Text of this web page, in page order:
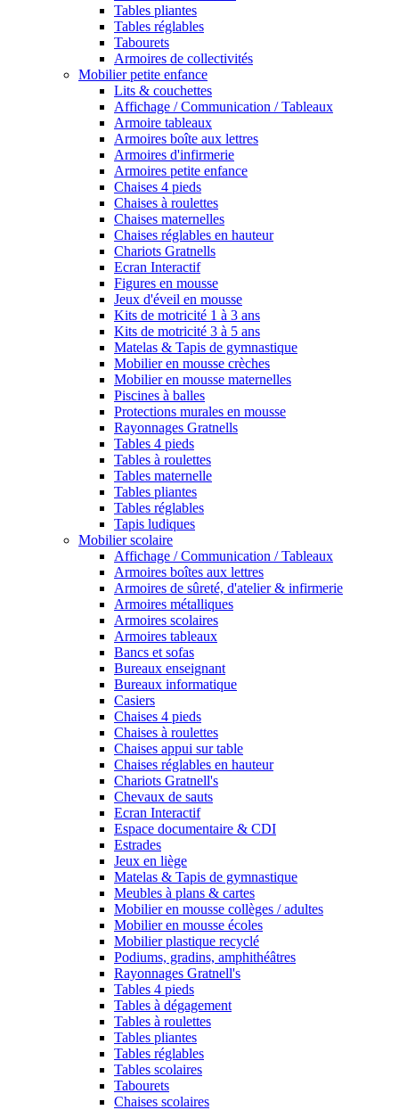
Tables pliantes
Tables réglables
Tabourets
Armoires de collectivités
Mobilier petite enfance
Lits & couchettes
Affichage / Communication / Tableaux
Armoire tableaux
Armoires boîte aux lettres
Armoires d'infirmerie
Armoires petite enfance
Chaises 4 pieds
Chaises à roulettes
Chaises maternelles
Chaises réglables en hauteur
Chariots Gratnells
Ecran Interactif
Figures en mousse
Jeux d'éveil en mousse
Kits de motricité 1 à 3 ans
Kits de motricité 3 à 5 ans
Matelas & Tapis de gymnastique
Mobilier en mousse crèches
Mobilier en mousse maternelles
Piscines à balles
Protections murales en mousse
Rayonnages Gratnells
Tables 4 pieds
Tables à roulettes
Tables maternelle
Tables pliantes
Tables réglables
Tapis ludiques
Mobilier scolaire
Affichage / Communication / Tableaux
Armoires boîtes aux lettres
Armoires de sûreté, d'atelier & infirmerie
Armoires métalliques
Armoires scolaires
Armoires tableaux
Bancs et sofas
Bureaux enseignant
Bureaux informatique
Casiers
Chaises 4 pieds
Chaises à roulettes
Chaises appui sur table
Chaises réglables en hauteur
Chariots Gratnell's
Chevaux de sauts
Ecran Interactif
Espace documentaire & CDI
Estrades
Jeux en liège
Matelas & Tapis de gymnastique
Meubles à plans & cartes
Mobilier en mousse collèges / adultes
Mobilier en mousse écoles
Mobilier plastique recyclé
Podiums, gradins, amphithéâtres
Rayonnages Gratnell's
Tables 4 pieds
Tables à dégagement
Tables à roulettes
Tables pliantes
Tables réglables
Tables scolaires
Tabourets
Chaises scolaires